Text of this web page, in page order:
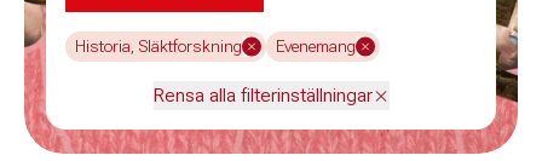
Historia, Släktforskning Evenemang
Rensa alla filterinställningar